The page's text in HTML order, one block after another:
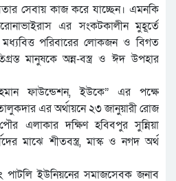
সেবায় কাজ করে যাচ্ছেন। এমনকি
এর সংকটকালীন মুহূর্তে
মধ্যবিত্ত পরিবারের লোকজন ও বিগত
মানুষকে অন্ন-বস্ত্র ও ঈদ উপহার
ফাউন্ডেশন, ইউকে” এর পক্ষে
এর অর্থায়নে ২৩ জানুয়ারী রোজ
এলাকার দক্ষিণ হবিবপুর সুন্নিয়া
মাঝে শীতবস্ত্র, মাস্ক ও নগদ অর্থ
ইউনিয়নের সমাজসেবক জনাব